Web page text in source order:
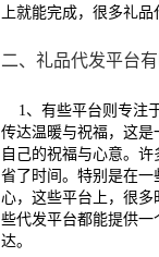
上就能完成，很多礼
二、礼品代发平台
1、有些平台则专注
传达温暖与祝福，这
自己的祝福与心意。
省了时间。特别是在
心，这些平台上，很
些代发平台都能提供
达。